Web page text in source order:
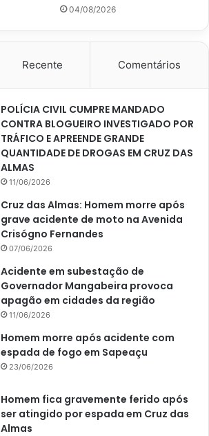
04/08/2026
Recente Comentários
POLÍCIA CIVIL CUMPRE MANDADO
CONTRA BLOGUEIRO INVESTIGADO POR
TRÁFICO E APREENDE GRANDE
QUANTIDADE DE DROGAS EM CRUZ DAS
ALMAS
11/06/2026
Cruz das Almas: Homem morre após
grave acidente de moto na Avenida
Crisógno Fernandes
07/06/2026
Acidente em subestação de
Governador Mangabeira provoca
apagão em cidades da região
11/06/2026
Homem morre após acidente com
espada de fogo em Sapeaçu
23/06/2026
Homem fica gravemente ferido após
ser atingido por espada em Cruz das
Almas